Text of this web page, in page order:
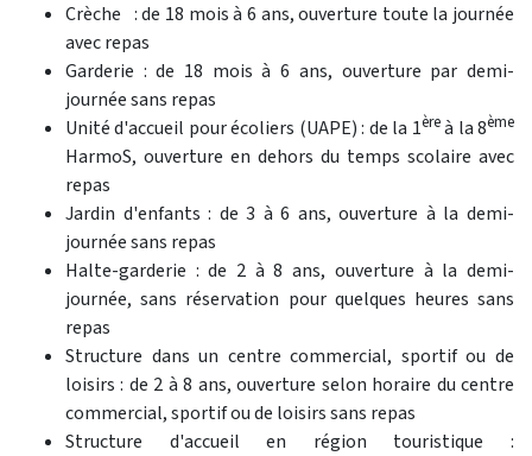
Crèche : de 18 mois à 6 ans, ouverture toute la journée
avec repas
Garderie : de 18 mois à 6 ans, ouverture par demi-
journée sans repas
Unité d'accueil pour écoliers (UAPE) : de la 1èreà la 8ème
HarmoS, ouverture en dehors du temps scolaire avec
repas
Jardin d'enfants : de 3 à 6 ans, ouverture à la demi-
journée sans repas
Halte-garderie : de 2 à 8 ans, ouverture à la demi-
journée, sans réservation pour quelques heures sans
repas
Structure dans un centre commercial, sportif ou de
loisirs : de 2 à 8 ans, ouverture selon horaire du centre
commercial, sportif ou de loisirs sans repas
Structure d'accueil en région touristique :